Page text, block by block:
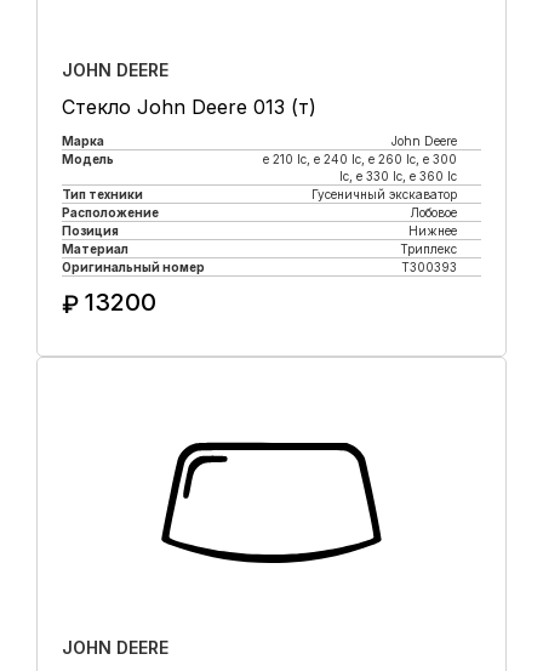
JOHN DEERE
Стекло John Deere 013 (т)
Марка
John Deere
Модель
e 210 lc, е 240 lc, e 260 lc, e 300
lc, e 330 lc, e 360 lc
Тип техники
Гусеничный экскаватор
Расположение
Лобовое
Позиция
Нижнее
Материал
Триплекс
Оригинальный номер
T300393
₽ 13200
JOHN DEERE